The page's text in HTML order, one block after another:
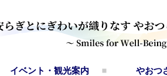
イベント・観光案内 やおつ